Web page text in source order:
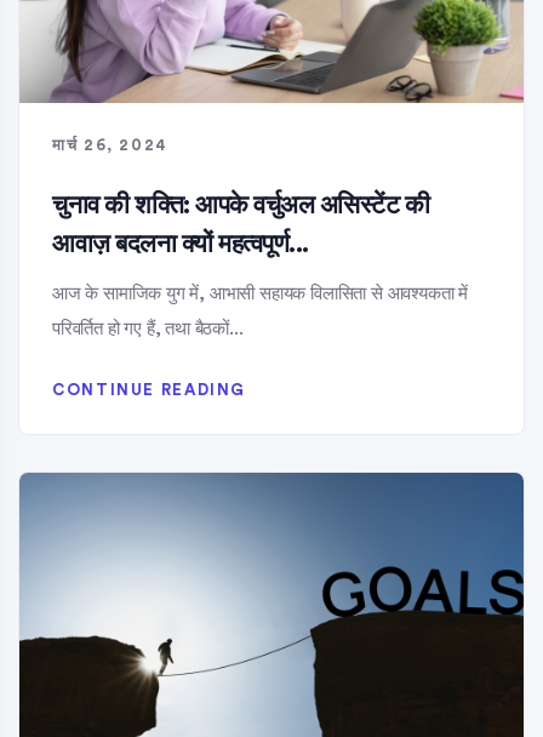
मार्च 26, 2024
चुनाव की शक्ति: आपके वर्चुअल असिस्टेंट की
आवाज़ बदलना क्यों महत्वपूर्ण...
आज के सामाजिक युग में, आभासी सहायक विलासिता से आवश्यकता में
परिवर्तित हो गए हैं, तथा बैठकों...
CONTINUE READING